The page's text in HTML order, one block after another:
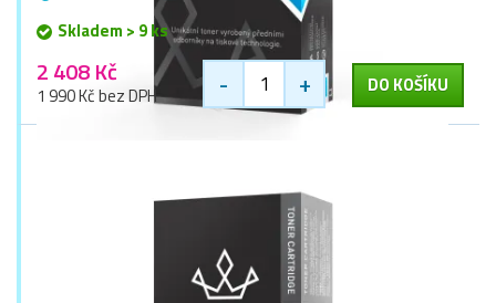
Skladem > 9 ks
2 408 Kč
1 990 Kč bez DPH - + DO KOŠÍKU